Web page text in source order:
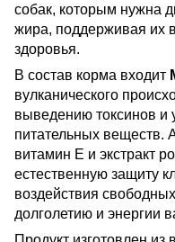
собак, которым нужна
жира, поддерживая их
здоровья.
В состав корма входит
вулканического
выведению токсинов и
питательных веществ.
витамин Е и экстракт
естественную защиту
воздействия
долголетию и энергии